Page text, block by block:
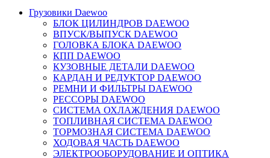
Грузовики Daewoo
БЛОК ЦИЛИНДРОВ DAEWOO
ВПУСК/ВЫПУСК DAEWOO
ГОЛОВКА БЛОКА DAEWOO
КПП DAEWOO
КУЗОВНЫЕ ДЕТАЛИ DAEWOO
КАРДАН И РЕДУКТОР DAEWOO
РЕМНИ И ФИЛЬТРЫ DAEWOO
РЕССОРЫ DAEWOO
СИСТЕМА ОХЛАЖДЕНИЯ DAEWOO
ТОПЛИВНАЯ СИСТЕМА DAEWOO
ТОРМОЗНАЯ СИСТЕМА DAEWOO
ХОДОВАЯ ЧАСТЬ DAEWOO
ЭЛЕКТРООБОРУДОВАНИЕ И ОПТИКА